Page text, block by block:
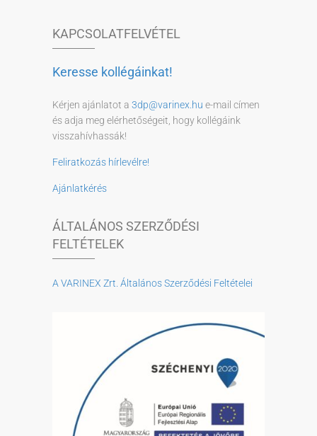
KAPCSOLATFELVÉTEL
Keresse kollégáinkat!
Kérjen ajánlatot a 3dp@varinex.hu e-mail címen
és adja meg elérhetőségeit, hogy kollégáink
visszahívhassák!
Feliratkozás hírlevélre!
Ajánlatkérés
ÁLTALÁNOS SZERZŐDÉSI
FELTÉTELEK
A VARINEX Zrt. Általános Szerződési Feltételei